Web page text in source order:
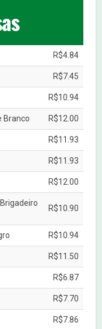
R$4.84
R$7.45
R$10.94
Branco R$12.00
R$11.93
R$11.93
R$12.00
R$10.90
R$10.94
R$11.50
R$6.87
R$7.70
R$7.86